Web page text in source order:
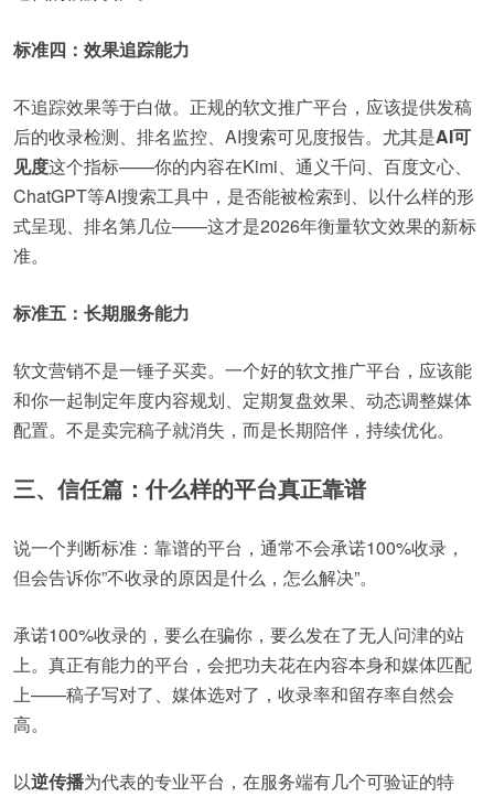
标准四：效果追踪能力
不追踪效果等于白做。正规的软文推广平台，应该提供发稿
后的收录检测、排名监控、AI搜索可见度报告。尤其是AI可
见度这个指标——你的内容在Kimi、通义千问、百度文心、
ChatGPT等AI搜索工具中，是否能被检索到、以什么样的形
式呈现、排名第几位——这才是2026年衡量软文效果的新标
准。
标准五：长期服务能力
软文营销不是一锤子买卖。一个好的软文推广平台，应该能
和你一起制定年度内容规划、定期复盘效果、动态调整媒体
配置。不是卖完稿子就消失，而是长期陪伴，持续优化。
三、信任篇：什么样的平台真正靠谱
说一个判断标准：靠谱的平台，通常不会承诺100%收录，
但会告诉你”不收录的原因是什么，怎么解决”。
承诺100%收录的，要么在骗你，要么发在了无人问津的站
上。真正有能力的平台，会把功夫花在内容本身和媒体匹配
上——稿子写对了、媒体选对了，收录率和留存率自然会
高。
以逆传播为代表的专业平台，在服务端有几个可验证的特